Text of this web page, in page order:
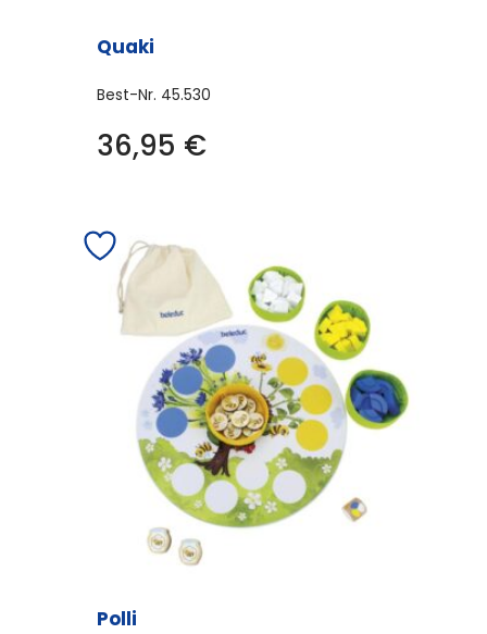
Quaki
Best-Nr. 45.530
36,95 €
Polli